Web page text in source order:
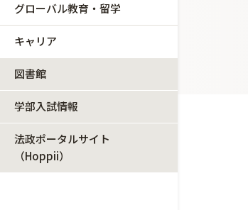
グローバル教育・留学
キャリア
図書館
学部入試情報
法政ポータルサイト
（Hoppii）